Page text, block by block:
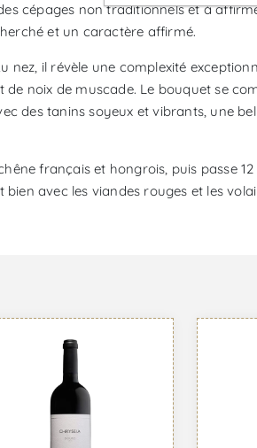
cépages non traditionnels et à
et un caractère affirmé.
nez, il révèle une complexité
de noix de muscade. Le bouquet se
des tanins soyeux et vibrants, une
français et hongrois, puis passe
bien avec les viandes rouges et les